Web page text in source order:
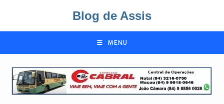
o
Blog de Assis
MENU